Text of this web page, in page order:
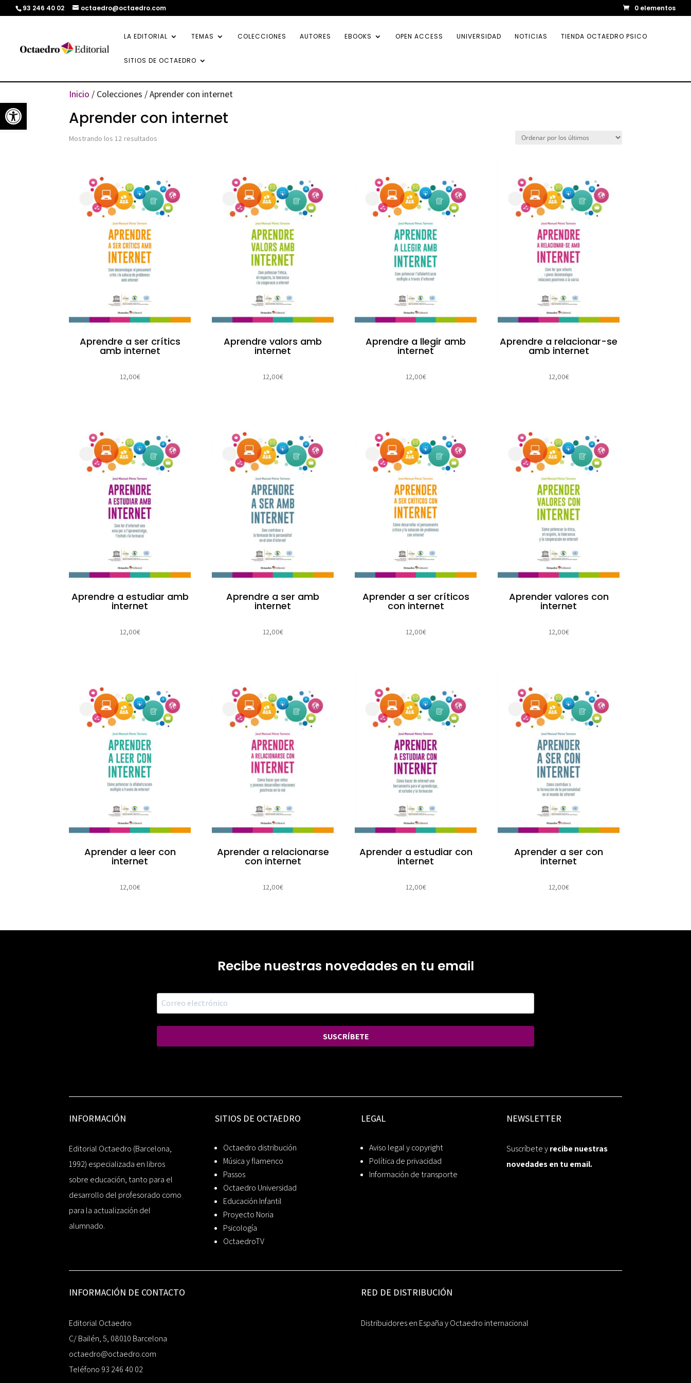
Abrir barra de herramientas
93 246 40 02 octaedro@octaedro.com 0 elementos
LA EDITORIAL TEMAS COLECCIONES AUTORES EBOOKS OPEN ACCESS UNIVERSIDAD NOTICIAS TIENDA OCTAEDRO PSICO
SITIOS DE OCTAEDRO
Inicio / Colecciones / Aprender con internet
Aprender con internet
Mostrando los 12 resultados
últimos
Aprendre a ser crítics
amb internet
12,00€
Aprendre valors amb
internet
12,00€
Aprendre a llegir amb
internet
12,00€
Aprendre a relacionar-se
amb internet
12,00€
Aprendre a estudiar amb
internet
12,00€
Aprendre a ser amb
internet
12,00€
Aprender a ser críticos
con internet
12,00€
Aprender valores con
internet
12,00€
Aprender a leer con
internet
12,00€
Aprender a relacionarse
con internet
12,00€
Aprender a estudiar con
internet
12,00€
Aprender a ser con
internet
12,00€
Recibe nuestras novedades en tu email
SUSCRÍBETE
INFORMACIÓN
Editorial Octaedro (Barcelona,
1992) especializada en libros
sobre educación, tanto para el
desarrollo del profesorado como
para la actualización del
alumnado.
SITIOS DE OCTAEDRO
Octaedro distribución
Música y flamenco
Passos
Octaedro Universidad
Educación Infantil
Proyecto Noria
Psicología
OctaedroTV
LEGAL
Aviso legal y copyright
Política de privacidad
Información de transporte
NEWSLETTER
Suscríbete yrecibe nuestras
novedades en tu email.
INFORMACIÓN DE CONTACTO
Editorial Octaedro
C/ Bailén, 5, 08010 Barcelona
octaedro@octaedro.com
Teléfono 93 246 40 02
RED DE DISTRIBUCIÓN
Distribuidores en España y Octaedro internacional